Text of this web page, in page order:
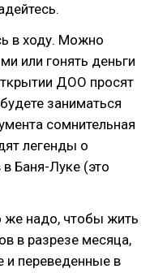
в ходу. Можно
или гонять деньги
ДОО просят
заниматься
сомнительная
легенды о
Баня-Луке (это
же надо, чтобы жить
в разрезе месяца,
и переведенные в